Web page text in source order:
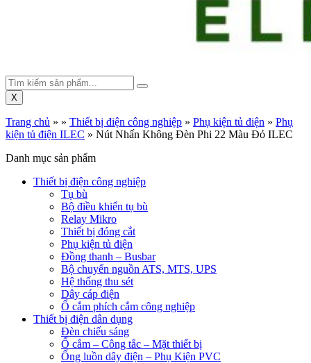
X
Trang chủ » » Thiết bị điện công nghiệp » Phụ kiện tủ điện » Phụ
kiện tủ điện ILEC » Nút Nhấn Không Đèn Phi 22 Màu Đỏ ILEC
Danh mục sản phẩm
Thiết bị điện công nghiệp
Tụ bù
Bộ điều khiển tụ bù
Relay Mikro
Thiết bị đóng cắt
Phụ kiện tủ điện
Đồng thanh – Busbar
Bộ chuyển nguồn ATS, MTS, UPS
Hệ thống thu sét
Dây cáp điện
Ổ cắm phích cắm công nghiệp
Thiết bị điện dân dụng
Đèn chiếu sáng
Ổ cắm – Công tắc – Mặt thiết bị
Ống luồn dây điện – Phụ Kiện PVC